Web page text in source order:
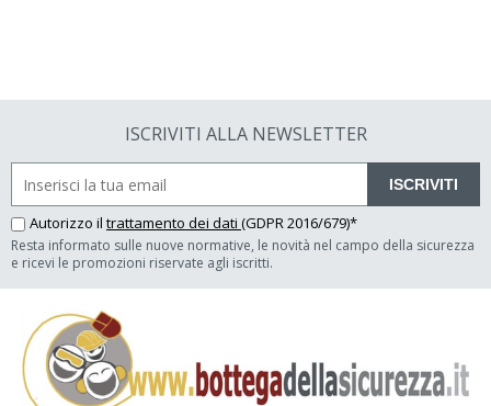
ISCRIVITI ALLA NEWSLETTER
ISCRIVITI
Autorizzo il trattamento dei dati (GDPR 2016/679)*
Resta informato sulle nuove normative, le novità nel campo della sicurezza
e ricevi le promozioni riservate agli iscritti.